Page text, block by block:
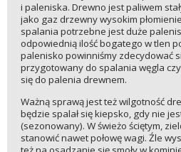
i paleniska. Drewno jest paliwem
jako gaz drzewny wysokim
spalania potrzebne jest duże
odpowiednią ilość bogatego w tlen
palenisko powinniśmy zdecydować
przygotowany do spalania węgla
się do palenia drewnem.
Ważną sprawą jest też wilgotność
będzie spalał się kiepsko, gdy nie
(sezonowany). W świeżo ściętym,
stanowić nawet połowę wagi. Źle